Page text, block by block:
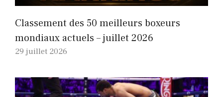
Classement des 50 meilleurs boxeurs
mondiaux actuels – juillet 2026
29 juillet 2026